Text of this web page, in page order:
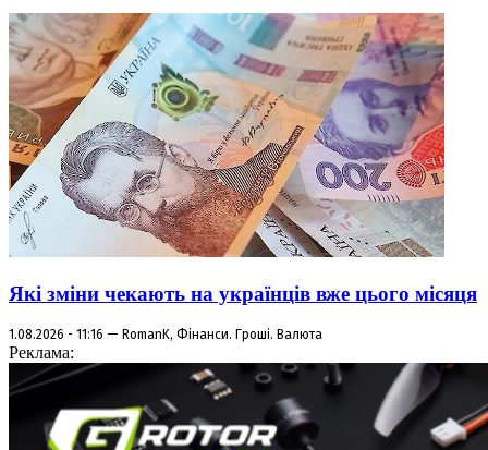
Які зміни чекають на українців вже цього місяця
1.08.2026 - 11:16 — RomanK, Фінанси. Гроші. Валюта
Реклама: